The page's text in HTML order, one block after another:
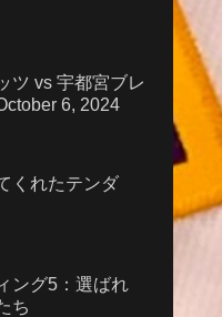
ツ vs 宇都宮ブレ
6, 2024
くれたテンダ
ング5：選ばれ
ち